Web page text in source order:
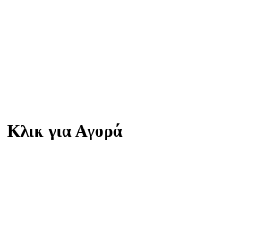
Κλικ για Αγορά